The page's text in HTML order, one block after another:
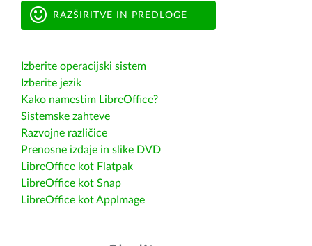
RAZŠIRITVE IN PREDLOGE
Izberite operacijski sistem
Izberite jezik
Kako namestim LibreOffice?
Sistemske zahteve
Razvojne različice
Prenosne izdaje in slike DVD
LibreOffice kot Flatpak
LibreOffice kot Snap
LibreOffice kot AppImage